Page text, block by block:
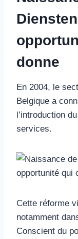
donne
En 2004, le
Belgique a
l’introduction
services.
Cette réforme
notamment
Conscient du